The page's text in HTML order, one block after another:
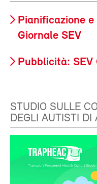
Pianificazione
Giornale SEV
Pubblicità:
STUDIO SULLE
DEGLI AUTISTI DI